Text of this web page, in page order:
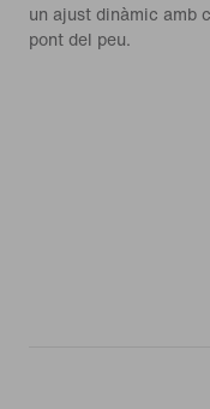
un ajust dinàmic amb
pont del peu.